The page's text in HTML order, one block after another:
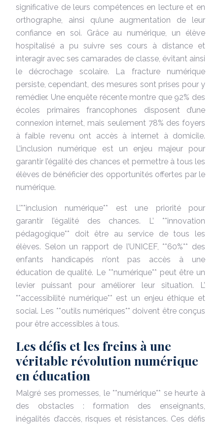
significative de leurs compétences en lecture et en
orthographe, ainsi qu’une augmentation de leur
confiance en soi. Grâce au numérique, un élève
hospitalisé a pu suivre ses cours à distance et
interagir avec ses camarades de classe, évitant ainsi
le décrochage scolaire. La fracture numérique
persiste, cependant, des mesures sont prises pour y
remédier. Une enquête récente montre que 92% des
écoles primaires francophones disposent d’une
connexion internet, mais seulement 78% des foyers
à faible revenu ont accès à internet à domicile.
L’inclusion numérique est un enjeu majeur pour
garantir l’égalité des chances et permettre à tous les
élèves de bénéficier des opportunités offertes par le
numérique.
L’**inclusion numérique** est une priorité pour
garantir l’égalité des chances. L’ **innovation
pédagogique** doit être au service de tous les
élèves. Selon un rapport de l’UNICEF, **60%** des
enfants handicapés n’ont pas accès à une
éducation de qualité. Le **numérique** peut être un
levier puissant pour améliorer leur situation. L’
**accessibilité numérique** est un enjeu éthique et
social. Les **outils numériques** doivent être conçus
pour être accessibles à tous.
Les défis et les freins à une
véritable révolution numérique
en éducation
Malgré ses promesses, le **numérique** se heurte à
des obstacles : formation des enseignants,
inégalités d’accès, risques et résistances. Ces défis